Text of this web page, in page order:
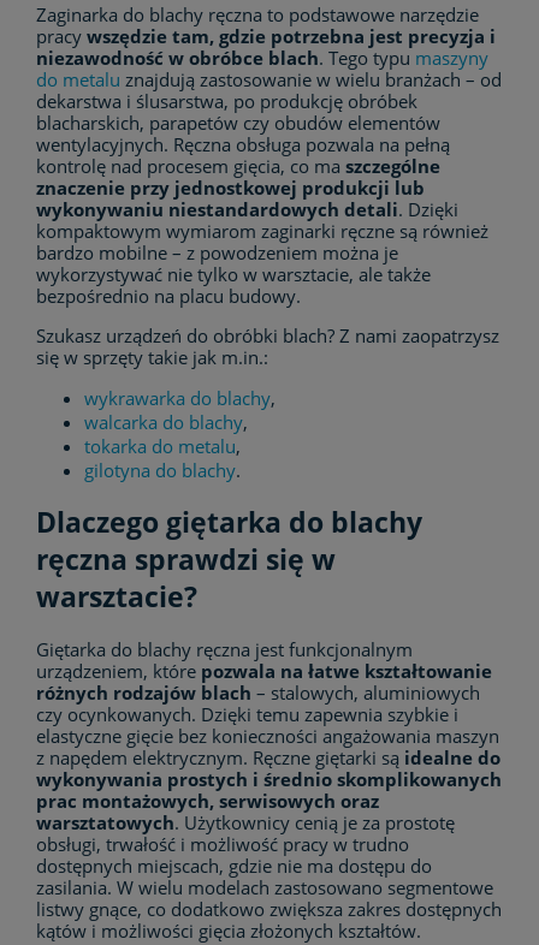
Zaginarka do blachy ręczna to podstawowe narzędzie
pracy wszędzie tam, gdzie potrzebna jest precyzja i
niezawodność w obróbce blach. Tego typu maszyny
do metalu znajdują zastosowanie w wielu branżach – od
dekarstwa i ślusarstwa, po produkcję obróbek
blacharskich, parapetów czy obudów elementów
wentylacyjnych. Ręczna obsługa pozwala na pełną
kontrolę nad procesem gięcia, co ma szczególne
znaczenie przy jednostkowej produkcji lub
wykonywaniu niestandardowych detali. Dzięki
kompaktowym wymiarom zaginarki ręczne są również
bardzo mobilne – z powodzeniem można je
wykorzystywać nie tylko w warsztacie, ale także
bezpośrednio na placu budowy.
Szukasz urządzeń do obróbki blach? Z nami zaopatrzysz
się w sprzęty takie jak m.in.:
wykrawarka do blachy,
walcarka do blachy,
tokarka do metalu,
gilotyna do blachy.
Dlaczego giętarka do blachy
ręczna sprawdzi się w
warsztacie?
Giętarka do blachy ręczna jest funkcjonalnym
urządzeniem, które pozwala na łatwe kształtowanie
różnych rodzajów blach – stalowych, aluminiowych
czy ocynkowanych. Dzięki temu zapewnia szybkie i
elastyczne gięcie bez konieczności angażowania maszyn
z napędem elektrycznym. Ręczne giętarki są idealne do
wykonywania prostych i średnio skomplikowanych
prac montażowych, serwisowych oraz
warsztatowych. Użytkownicy cenią je za prostotę
obsługi, trwałość i możliwość pracy w trudno
dostępnych miejscach, gdzie nie ma dostępu do
zasilania. W wielu modelach zastosowano segmentowe
listwy gnące, co dodatkowo zwiększa zakres dostępnych
kątów i możliwości gięcia złożonych kształtów.